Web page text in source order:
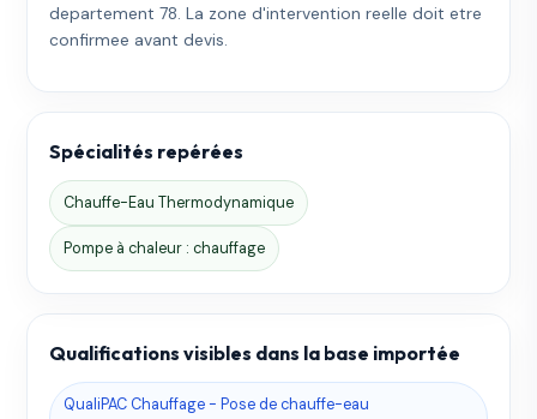
departement 78. La zone d'intervention reelle doit etre
confirmee avant devis.
Spécialités repérées
Chauffe-Eau Thermodynamique
Pompe à chaleur : chauffage
Qualifications visibles dans la base importée
QualiPAC Chauffage - Pose de chauffe-eau